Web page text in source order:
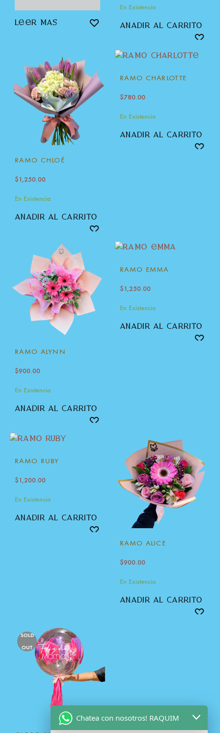
leer más
En Existencia
añadir al carrito
RAMO CHLOÉ
$1,250.00
En Existencia
añadir al carrito
RAMO CHARLOTTE
$780.00
En Existencia
añadir al carrito
RAMO ALYNN
$900.00
En Existencia
añadir al carrito
RAMO EMMA
$1,250.00
En Existencia
añadir al carrito
RAMO RUBY
$1,200.00
En Existencia
añadir al carrito
RAMO ALICE
$900.00
En Existencia
añadir al carrito
SOLD
OUT
Chatea con nosotros! RAQUIM